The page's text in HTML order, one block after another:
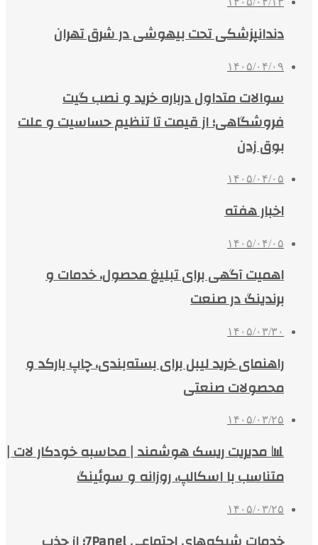
دندانپزشکی تحت بیهوشی در شرق تهران
۱۴۰۵/۰۴/۰۹
سوالات متداول درباره خرید و نصب گیت
فروشگاهی؛ از قیمت تا تنظیم حساسیت و علت
بوق زدن
۱۴۰۵/۰۴/۰۵
اخبار هفته
۱۴۰۵/۰۴/۰۵
اهمیت آگهی برای تبلیغ محصول، خدمات و
برندینگ در صنعت
۱۴۰۵/۰۳/۳۰
راهنمای خرید لیبل برای بسته‌بندی، چاپ بارکد و
محصولات صنعتی
۱۴۰۵/۰۳/۲۵
📊 مدیریت ریسک هوشمند | محاسبه خودکار لات |
متناسب با اسکالپ، روزانه و سوئینگ
۱۴۰۵/۰۳/۲۵